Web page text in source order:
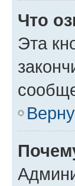
Что
Эта